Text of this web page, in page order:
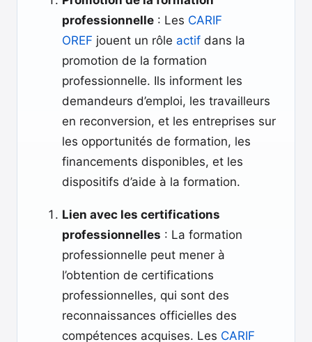
professionnelle : Les CARIF
OREF jouent un rôle actif dans la
promotion de la formation
professionnelle. Ils informent les
demandeurs d’emploi, les travailleurs
en reconversion, et les entreprises sur
les opportunités de formation, les
financements disponibles, et les
dispositifs d’aide à la formation.
Lien avec les certifications
professionnelles : La formation
professionnelle peut mener à
l’obtention de certifications
professionnelles, qui sont des
reconnaissances officielles des
compétences acquises. Les CARIF